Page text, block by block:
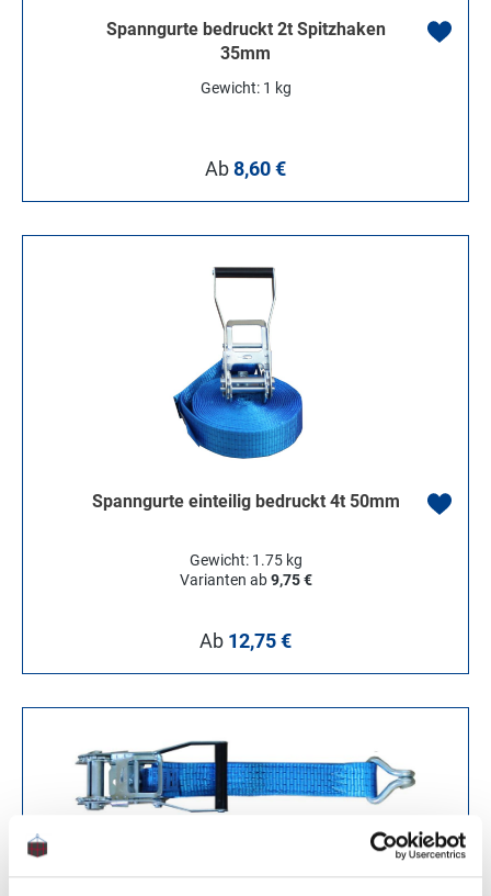
Spanngurte bedruckt 2t Spitzhaken
35mm
Gewicht: 1 kg
Regulärer Preis:
Ab8,60 €
Spanngurte einteilig bedruckt 4t 50mm
Gewicht: 1.75 kg
Varianten ab9,75 €
Regulärer Preis:
Ab 12,75 €